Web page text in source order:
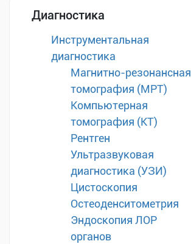
Диагностика
Инструментальная
диагностика
Магнитно-резонансная
томография (МРТ)
Компьютерная
томография (КТ)
Рентген
Ультразвуковая
диагностика (УЗИ)
Цистоскопия
Остеоденситометрия
Эндоскопия ЛОР
органов